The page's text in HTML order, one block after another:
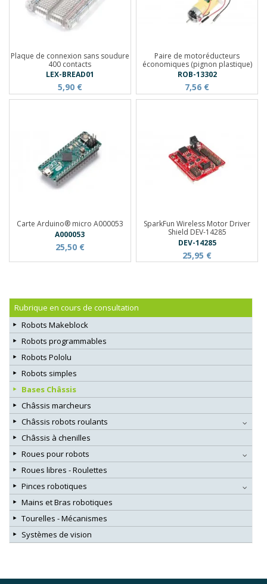
Plaque de connexion sans soudure
400 contacts
LEX-BREAD01
5,90 €
Paire de motoréducteurs
économiques (pignon plastique)
ROB-13302
7,56 €
Carte Arduino® micro A000053
A000053
25,50 €
SparkFun Wireless Motor Driver
Shield DEV-14285
DEV-14285
25,95 €
Rubrique en cours de consultation
Robots Makeblock
Robots programmables
Robots Pololu
Robots simples
Bases Châssis
Châssis marcheurs
Châssis robots roulants
Châssis à chenilles
Roues pour robots
Roues libres - Roulettes
Pinces robotiques
Mains et Bras robotiques
Tourelles - Mécanismes
Systèmes de vision